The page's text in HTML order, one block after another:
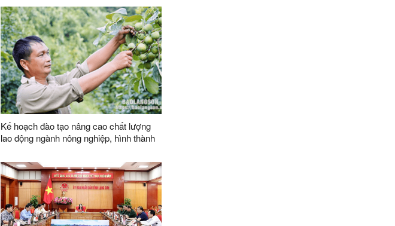
Kế hoạch đào tạo nâng cao chất lượng
lao động ngành nông nghiệp, hình thành
nghiệp và đội ngũ quản trị hợp tác xã
hiện đại trên địa bàn tỉnh năm 2026